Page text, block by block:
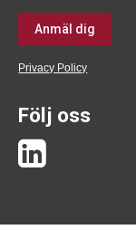
Anmäl dig
Privacy Policy
Följ oss